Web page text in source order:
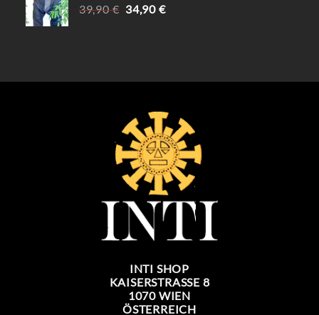
39,90€ URSPRÜNGLICHER
34,90 €AKTUELLER
INTI SHOP
KAISERSTRASSE 8
1070 WIEN
ÖSTERREICH